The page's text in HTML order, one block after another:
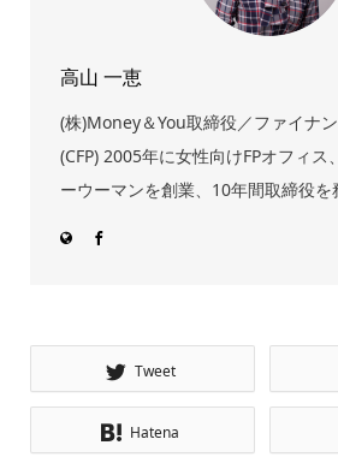
高山 一恵
(株)Money＆You取締役／ファイナ
(CFP) 2005年に女性向けFPオフィス
ーウーマンを創業、10年間取締役を
Tweet
Hatena